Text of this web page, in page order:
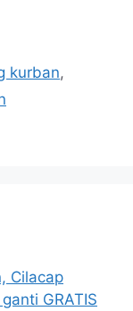
kurban,
Cilacap
GRATIS